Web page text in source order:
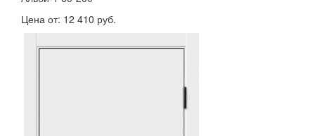
Цена от: 12 410 руб.